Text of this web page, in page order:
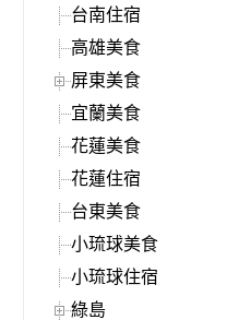
台南住宿
高雄美食
屏東美食
宜蘭美食
花蓮美食
花蓮住宿
台東美食
小琉球美食
小琉球住宿
綠島